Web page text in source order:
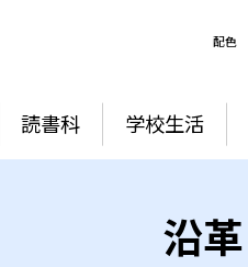
配色
読書科 学校生活
沿革